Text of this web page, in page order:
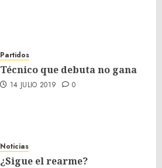
Partidos
Técnico que debuta no gana
14 JULIO 2019 0
Noticias
¿Sigue el rearme?